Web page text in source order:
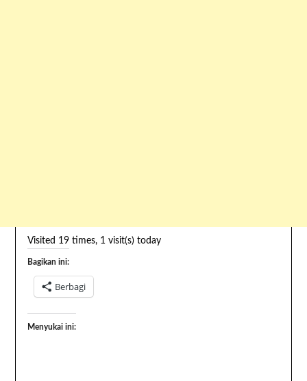
Visited 19 times, 1 visit(s) today
Bagikan ini:
Berbagi
Menyukai ini: